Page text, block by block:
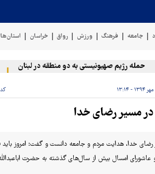
جامعه فرهنگ ورزش رواق خراسان استان‌ها
حمله رژیم صهیونیستی به دو منطقه در لبنان
در مسیر رضای خدا
خدا، هدایت مردم و جامعه دانست و گفت: امروز باید
امسال بیش از سال‌های گذشته به حضرت